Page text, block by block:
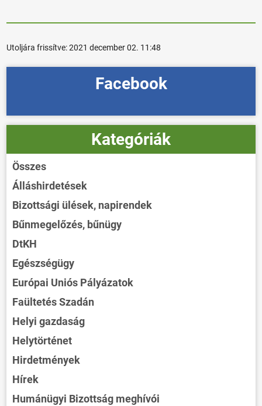
Utoljára frissítve:2021 december 02. 11:48
Facebook
Kategóriák
Összes
Álláshirdetések
Bizottsági ülések, napirendek
Bűnmegelőzés, bűnügy
DtKH
Egészségügy
Európai Uniós Pályázatok
Faültetés Szadán
Helyi gazdaság
Helytörténet
Hirdetmények
Hírek
Humánügyi Bizottság meghívói